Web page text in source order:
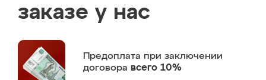
заказе у нас
Предоплата при заключении
договора всего 10%